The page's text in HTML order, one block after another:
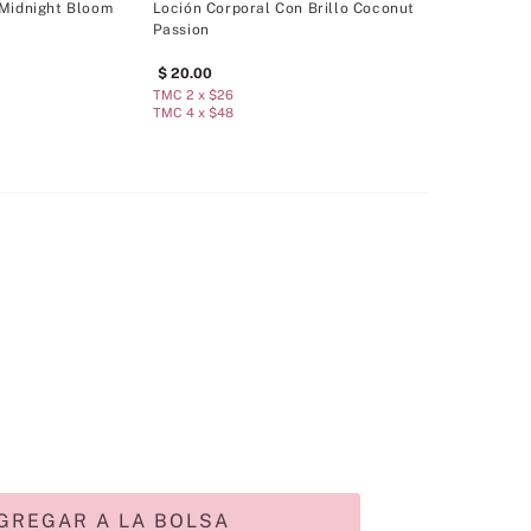
Bloom
Loción Corporal Con Brillo Coconut
Passion
20.00
TMC 2 x $26
TMC 4 x $48
A LA BOLSA